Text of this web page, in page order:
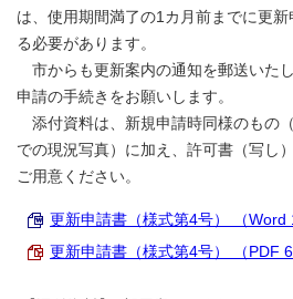
は、使用期間満了の1カ月前までに更
る必要があります。
市からも更新案内の通知を郵送いた
申請の手続きをお願いします。
添付資料は、新規申請時同様のもの
での現況写真）に加え、許可書（写し
ご用意ください。
更新申請書（様式第4号） （Word
更新申請書（様式第4号） （PDF